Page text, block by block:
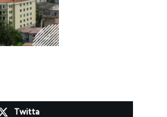
Twitta